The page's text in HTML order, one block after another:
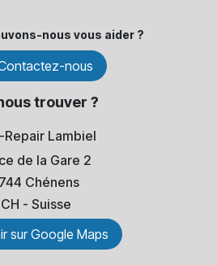
​nous vous aider ?
nous
trouver ?
Repair Lambiel
de la Gare 2
Chénens
​CH - Suisse
sur Go​​ogle Maps